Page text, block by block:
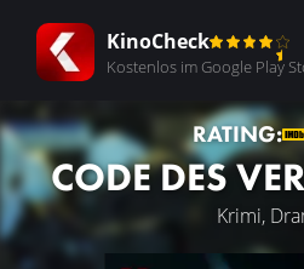
KinoCheck
Kostenlos im Google Play
RATING:
CODE DES
Krimi,